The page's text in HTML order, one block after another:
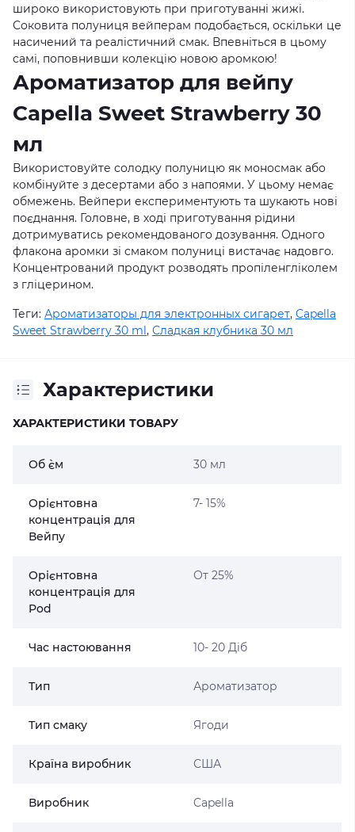
широко використовують при приготуванні жижі.
Соковита полуниця вейперам подобається, оскільки це
насичений та реалістичний смак. Впевніться в цьому
самі, поповнивши колекцію новою аромкою!
Ароматизатор для вейпу
Capella Sweet Strawberry 30
мл
Використовуйте солодку полуницю як моносмак або
комбінуйте з десертами або з напоями. У цьому немає
обмежень. Вейпери експериментують та шукають нові
поєднання. Головне, в ході приготування рідини
дотримуватись рекомендованого дозування. Одного
флакона аромки зі смаком полуниці вистачає надовго.
Концентрований продукт розводять пропіленгліколем
з гліцерином.
Теги: Ароматизаторы для электронных сигарет, Capella
Sweet Strawberry 30 ml, Сладкая клубника 30 мл
Характеристики
ХАРАКТЕРИСТИКИ ТОВАРУ
Об `єм 30 мл
Орієнтовна
концентрація для
Вейпу
7- 15%
Орієнтовна
концентрація для
Pod
От 25%
Час настоювання 10- 20 Діб
Тип Ароматизатор
Тип смаку Ягоди
Країна виробник США
Виробник Capella